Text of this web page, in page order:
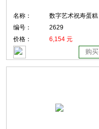
名称：
数字艺术祝寿蛋糕
编号：
2629
价格：
6,154 元
购买